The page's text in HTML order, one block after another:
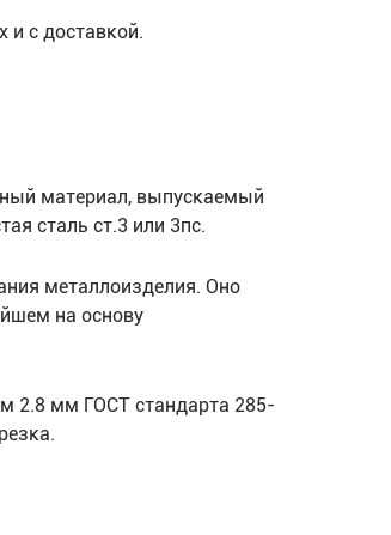
и с доставкой.
материал, выпускаемый
сталь ст.3 или 3пс.
металлоизделия. Оно
на основу
2.8 мм ГОСТ стандарта 285-